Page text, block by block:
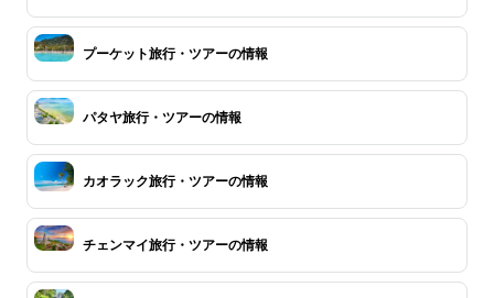
プーケット旅行・ツアーの情報
パタヤ旅行・ツアーの情報
カオラック旅行・ツアーの情報
チェンマイ旅行・ツアーの情報